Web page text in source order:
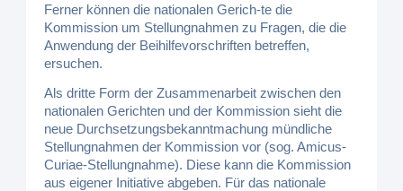
Ferner können die nationalen Gerich-te die
Kommission um Stellungnahmen zu Fragen, die die
Anwendung der Beihilfevorschriften betreffen,
ersuchen.
Als dritte Form der Zusammenarbeit zwischen den
nationalen Gerichten und der Kommission sieht die
neue Durchsetzungsbekanntmachung mündliche
Stellungnahmen der Kommission vor (sog. Amicus-
Curiae-Stellungnahme). Diese kann die Kommission
aus eigener Initiative abgeben. Für das nationale